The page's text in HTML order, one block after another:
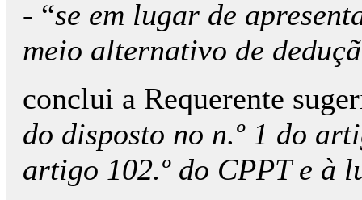
- “se em lugar de
meio alternativo de
conclui a Requerente
do disposto no n.º 1 do
artigo 102.º do CPPT e à